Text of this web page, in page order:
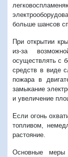
больше шансов
При открытии
из-за
осуществлять с
средств в виде
пожара в
замыкание
и увеличение
Если огонь
топливом,
растояние.
Основные меры